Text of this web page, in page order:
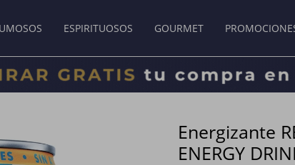
ESPIRITUOSOS GOURMET
Energizante
ENERGY